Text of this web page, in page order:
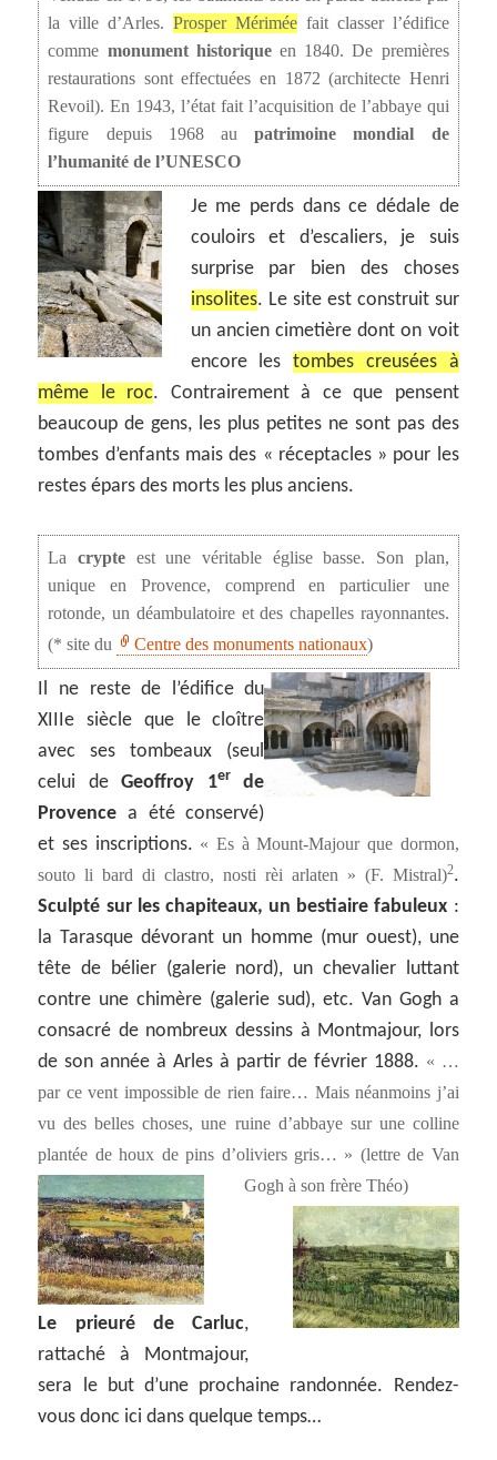
la ville d’Arles.Prosper Mériméefait classer l’édifice
comme monument historiqueen 1840. De premières
restaurations sont effectuées en 1872 (architecte Henri
Revoil). En 1943, l’état fait l’acquisition de l’abbaye qui
figure depuis 1968 aupatrimoine mondial de
l’humanité de l’UNESCO
Je me perds dans ce dédale de
couloirs et d’escaliers, je suis
surprise par bien des choses
insolites. Le site est construit sur
un ancien cimetière dont on voit
encore lestombes creusées à
même le roc. Contrairement à ce que pensent
beaucoup de gens, les plus petites ne sont pas des
tombes d’enfants mais des « réceptacles » pour les
restes épars des morts les plus anciens.
Lacrypte est une véritable église basse. Son plan,
unique en Provence, comprend en particulier une
rotonde, un déambulatoire et des chapelles rayonnantes.
(* site du
Centre des monuments nationaux)
Il ne reste de l’édifice du
XIIIe siècle que le cloître
avec ses tombeaux (seul
celui deGeoffroy 1er
de
Provence a été conservé)
et ses inscriptions. « Es à Mount-Majour que dormon,
souto li bard di clastro, nosti rèi arlaten » (F. Mistral)2.
Sculpté sur les chapiteaux, un bestiaire fabuleux :
la Tarasque dévorant un homme (mur ouest), une
tête de bélier (galerie nord), un chevalier luttant
contre une chimère (galerie sud), etc. Van Gogh a
consacré de nombreux dessins à Montmajour, lors
de son année à Arles à partir de février 1888. « …
par ce vent impossible de rien faire… Mais néanmoins j’ai
vu des belles choses, une ruine d’abbaye sur une colline
plantée de houx de pins d’oliviers gris… » (lettre de Van
Gogh à son frère Théo)
Le prieuré de Carluc,
rattaché à Montmajour,
sera le but d’une prochaine randonnée. Rendez-
vous donc ici dans quelque temps…